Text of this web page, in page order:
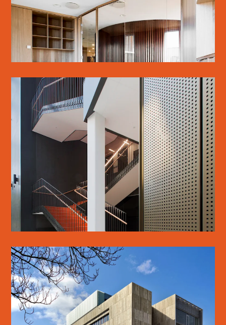
SE MERE
PHARMA SCIENCE
SE MERE
KUA2